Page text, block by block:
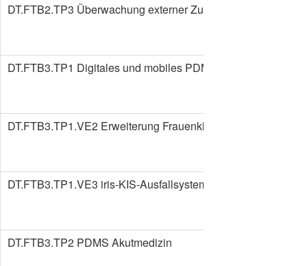
DT.FTB2.TP3 Überwachung externer Zugriffe
DT.FTB3.TP1 Digitales und mobiles PDMS
DT.FTB3.TP1.VE2 Erweiterung Frauenklinik
DT.FTB3.TP1.VE3 iris-KIS-Ausfallsystem
DT.FTB3.TP2 PDMS Akutmedizin